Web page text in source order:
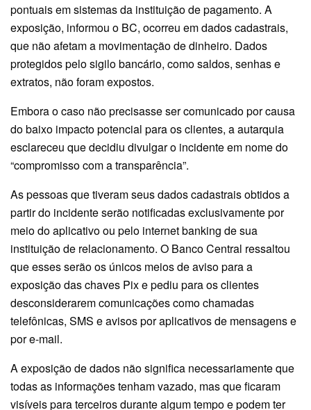
pontuais em sistemas da instituição de pagamento. A
exposição, informou o BC, ocorreu em dados cadastrais,
que não afetam a movimentação de dinheiro. Dados
protegidos pelo sigilo bancário, como saldos, senhas e
extratos, não foram expostos.
Embora o caso não precisasse ser comunicado por causa
do baixo impacto potencial para os clientes, a autarquia
esclareceu que decidiu divulgar o incidente em nome do
“compromisso com a transparência”.
As pessoas que tiveram seus dados cadastrais obtidos a
partir do incidente serão notificadas exclusivamente por
meio do aplicativo ou pelo internet banking de sua
instituição de relacionamento. O Banco Central ressaltou
que esses serão os únicos meios de aviso para a
exposição das chaves Pix e pediu para os clientes
desconsiderarem comunicações como chamadas
telefônicas, SMS e avisos por aplicativos de mensagens e
por e-mail.
A exposição de dados não significa necessariamente que
todas as informações tenham vazado, mas que ficaram
visíveis para terceiros durante algum tempo e podem ter